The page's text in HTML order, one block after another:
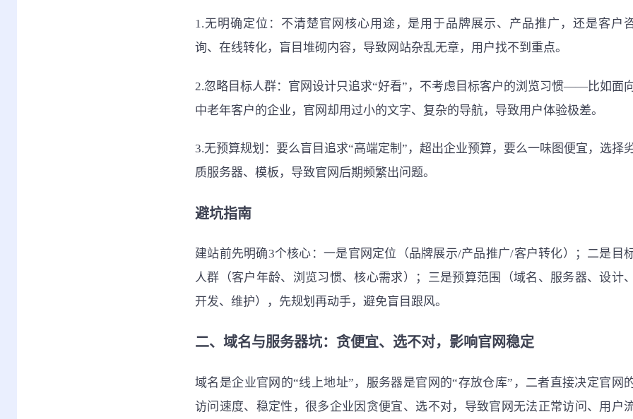
1.无明确定位：不清楚官网核心用途，是用于品牌展示、产品推广，还是客户
询、在线转化，盲目堆砌内容，导致网站杂乱无章，用户找不到重点。
2.忽略目标人群：官网设计只追求“好看”，不考虑目标客户的浏览习惯——比如面
中老年客户的企业，官网却用过小的文字、复杂的导航，导致用户体验极差。
3.无预算规划：要么盲目追求“高端定制”，超出企业预算，要么一味图便宜，选择
质服务器、模板，导致官网后期频繁出问题。
避坑指南
建站前先明确3个核心：一是官网定位（品牌展示/产品推广/客户转化）；二是目
人群（客户年龄、浏览习惯、核心需求）；三是预算范围（域名、服务器、设计、
开发、维护），先规划再动手，避免盲目跟风。
二、域名与服务器坑：贪便宜、选不对，影响官网稳定
域名是企业官网的“线上地址”，服务器是官网的“存放仓库”，二者直接决定官网
访问速度、稳定性，很多企业因贪便宜、选不对，导致官网无法正常访问、用户